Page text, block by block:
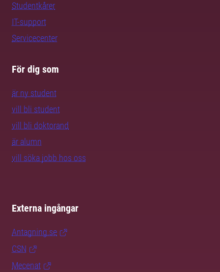
Studentkårer
IT-support
Servicecenter
För dig som
är ny student
vill bli student
vill bli doktorand
är alumn
vill söka jobb hos oss
Externa ingångar
Antagning.se
CSN
Mecenat